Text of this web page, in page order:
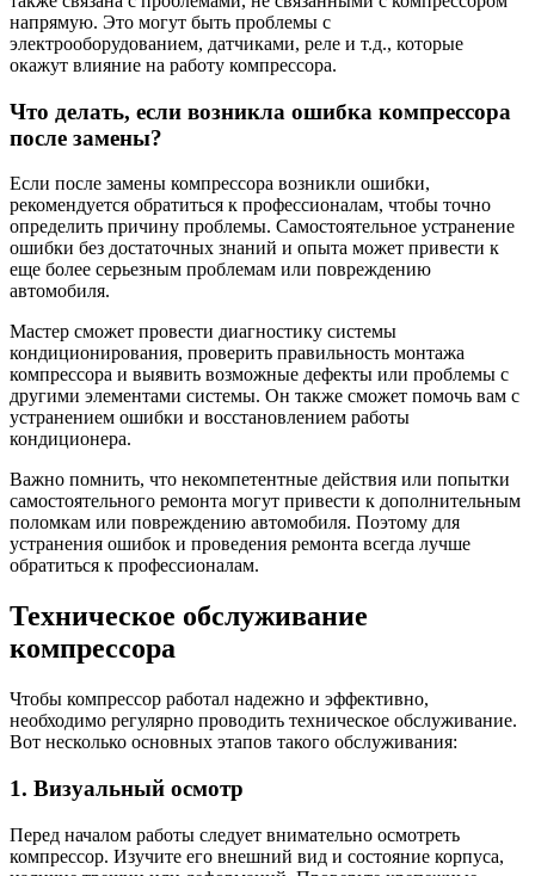
напрямую. Это могут быть проблемы с
электрооборудованием, датчиками, реле и т.д., которые
окажут влияние на работу компрессора.
Что делать, если возникла ошибка компрессора
после замены?
Если после замены компрессора возникли ошибки,
рекомендуется обратиться к профессионалам, чтобы точно
определить причину проблемы. Самостоятельное устранение
ошибки без достаточных знаний и опыта может привести к
еще более серьезным проблемам или повреждению
автомобиля.
Мастер сможет провести диагностику системы
кондиционирования, проверить правильность монтажа
компрессора и выявить возможные дефекты или проблемы с
другими элементами системы. Он также сможет помочь вам с
устранением ошибки и восстановлением работы
кондиционера.
Важно помнить, что некомпетентные действия или попытки
самостоятельного ремонта могут привести к дополнительным
поломкам или повреждению автомобиля. Поэтому для
устранения ошибок и проведения ремонта всегда лучше
обратиться к профессионалам.
Техническое обслуживание
компрессора
Чтобы компрессор работал надежно и эффективно,
необходимо регулярно проводить техническое обслуживание.
Вот несколько основных этапов такого обслуживания:
1. Визуальный осмотр
Перед началом работы следует внимательно осмотреть
компрессор. Изучите его внешний вид и состояние корпуса,